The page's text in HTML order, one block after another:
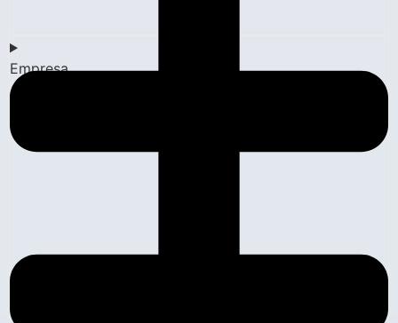
Empresa